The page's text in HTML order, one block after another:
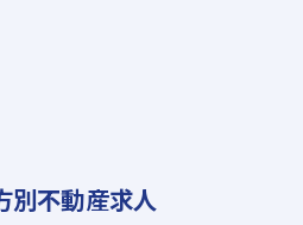
別不動産求人